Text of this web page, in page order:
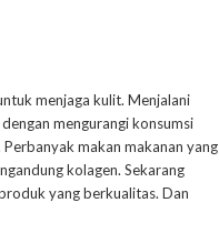
menjaga kulit. Menjalani
mengurangi konsumsi
makan makanan yang
kolagen. Sekarang
yang berkualitas. Dan